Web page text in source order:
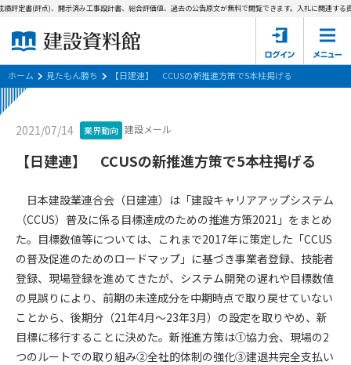
建設資料館とは
会員登録について
サポーター会員一覧
会員規約
定書(評点)、開示済み工事設計書、総合評価値、過去の公告原文が無料で閲覧できます。入札に関連する資
ホーム 見たもん勝ち 【日建連】 CCUSの新推進方策で5本柱掲げる
2021/07/14 業界動向 建設メール
【日建連】 CCUSの新推進方策で5本柱掲げる
日本建設業連合会（日建連）は「建設キャリアアップシステム
（CCUS）普及に係る目標達成のための推進方策2021」をまとめ
た。目標数値等については、これまで2017年に策定した「CCUS
の普及促進のためのロードマップ」に基づき事業者登録、技能者
登録、現場登録を進めてきたが、システム開発の遅れや目標数値
の見誤りにより、前期の未達成分を中期時点で取り戻せていない
ことから、後期分（21年4月～23年3月）の設定を取りやめ、新
目標に移行することに決めた。新推進方策は①協力会、現場の2
つのルートでの取り組み②全社的体制の強化③建退共完全支払い
パスワードの再発行
1. 本規約は、建設資料館が提供するサポーター会あ本員、無料
会員サービスの利用条件等について定めるものです。
2. 管理者が建設資料館WEB上で随時掲載するルールは本規約の
一部を構成するものとします。
第2条（規約の変更）
本規約は、会員の了承を得ることなく、随時変更されることが
あります。変更内容は、建設資料館WEB上に表示した時点で直
ちに全ての会員が了承したものとみなします。